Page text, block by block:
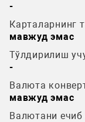
-
Карталарнинг
мавжуд эмас
Тўлдирилиш
-
Валюта
мавжуд эмас
Валютани